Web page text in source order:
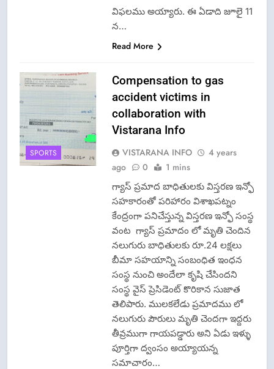
విఫలము అయ్యారు. ఈ ఏడాది జూలై 11
న…
Read More
SPORTS
Compensation to gas
accident victims in
collaboration with
Vistarana Info
VISTARANA INFO
4 years
ago
0 1 mins
గ్యాస్ ప్రమాద బాధితులకు విస్తరణ ఇన్ఫో
సహకారంతో పరిహారం విశాఖపట్నం
కేంద్రంగా పనిచేస్తున్న విస్తరణ ఇన్ఫో సంస్థ
వంట గ్యాస్ ప్రమాదం లో మృతి చెందిన
నలుగురు బాధితులకు రూ.24 లక్షలు
బీమా సహయాన్ని సంబంధిత ఇంధన
సంస్థ నుంచి అందేలా కృషి చేసిందని
సంస్థ వైస్ ప్రెసిడెంట్ కొరికాన సుజాత
తెలిపారు. ములకలేడు ప్రమాదము లో
నలుగురు పౌరులు మృతి చెందగా ఇద్దరు
తీవ్రముగా గాయపడ్డారు అని ఏడు ఇళ్ళు
పూర్తిగా ద్వంసం అయ్యాయన్న
సమాచారం…